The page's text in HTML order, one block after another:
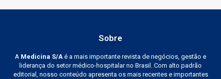
Sobre
A Medicina S/A é a mais importante revista de negócios, gestão e
liderança do setor médico-hospitalar no Brasil. Com alto padrão
editorial, nosso conteúdo apresenta os mais recentes e importantes